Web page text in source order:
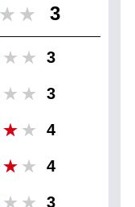
3
3
3
4
4
3